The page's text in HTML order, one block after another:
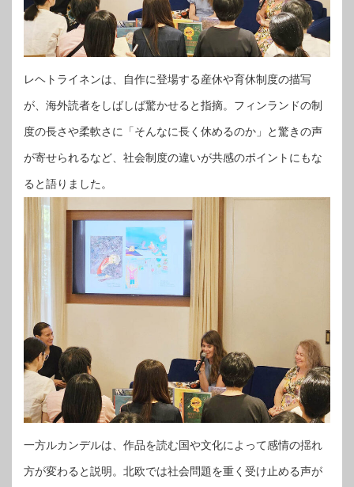
レヘトライネンは、自作に登場する産休や育休制度の描写
が、海外読者をしばしば驚かせると指摘。フィンランドの制
度の長さや柔軟さに「そんなに長く休めるのか」と驚きの声
が寄せられるなど、社会制度の違いが共感のポイントにもな
ると語りました。
一方ルカンデルは、作品を読む国や文化によって感情の揺れ
方が変わると説明。北欧では社会問題を重く受け止める声が